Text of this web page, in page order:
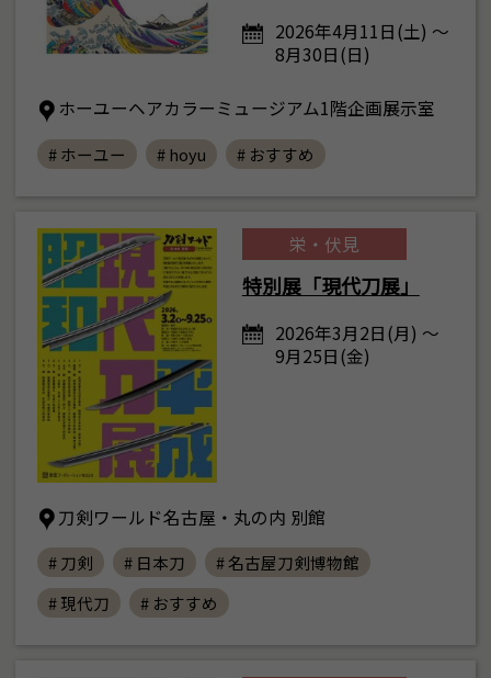
2026年4月11日(土) ～
8月30日(日)
ホーユーヘアカラーミュージアム1階企画展示室
# ホーユー # hoyu # おすすめ
栄・伏見
特別展「現代刀展」
2026年3月2日(月) ～
9月25日(金)
刀剣ワールド名古屋・丸の内 別館
# 刀剣 # 日本刀
# 名古屋刀剣博物館
# 現代刀
# おすすめ